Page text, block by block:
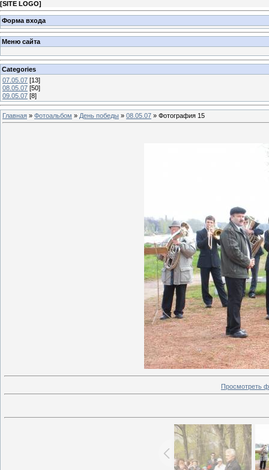
[SITE LOGO]
Форма входа
Меню сайта
Categories
07.05.07 [13]
08.05.07 [50]
09.05.07 [8]
Главная » Фотоальбом » День победы » 08.05.07 » Фотография 15
Просмотреть